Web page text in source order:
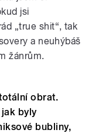
jsi
„true shit“, tak
a neuhýbáš
žánrům.
obrat.
byly
bubliny,